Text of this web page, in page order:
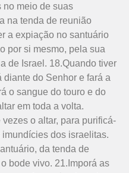
no meio de suas
na tenda de reunião
a expiação no santuário
por si mesmo, pela sua
de Israel. 18.Quando tiver
do Senhor e fará a
o sangue do touro e do
em toda a volta.
o altar, para purificá-
dos israelitas.
da tenda de
bode vivo. 21.Imporá as